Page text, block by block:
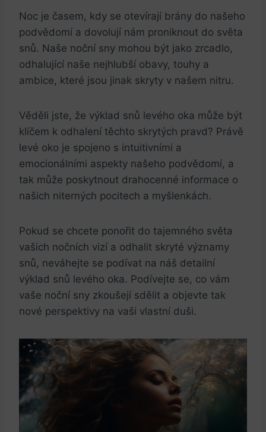
Noc je časem, kdy se otevírají brány do našeho
podvědomí a dovolují nám proniknout do světa
snů. Naše noční sny mohou být jako zrcadlo,
odhalující naše nejhlubší obavy, touhy a
ambice, které jsou jinak skryty v našem nitru.
Věděli jste, že výklad snů levého oka může být
klíčem k odhalení těchto skrytých pravd? Právě
levé oko je spojeno s intuitivními a
emocionálními aspekty našeho podvědomí, a
tak může poskytnout drahocenné informace o
našich niterných pocitech a myšlenkách.
Pokud se chcete ponořit do tajemného světa
vašich nočních vizí a odhalit skryté významy
snů, neváhejte se podívat na náš detailní
výklad snů levého oka. Podívejte se, co vám
vaše noční sny zkoušejí sdělit a objevte tak
nové perspektivy na vaši vlastní duši.